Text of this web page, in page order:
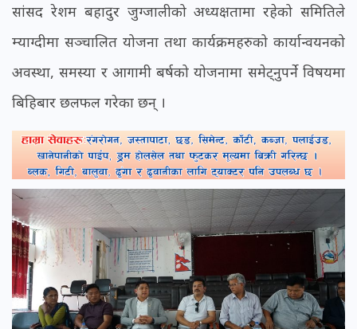
सांसद रेशम बहादुर जुग्जालीको अध्यक्षतामा रहेको समितिले
म्याग्दीमा सञ्चालित योजना तथा कार्यक्रमहरुको कार्यान्वयनको
अवस्था, समस्या र आगामी बर्षको योजनामा समेट्नुपर्ने विषयमा
बिहिबार छलफल गरेका छन् ।